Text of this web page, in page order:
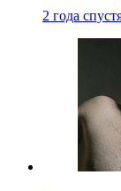
2 года